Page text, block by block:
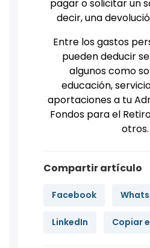
pagar o solicitar un
decir, una
Entre los gastos
pueden deducir
algunos como
educación,
aportaciones a tu
Fondos para el
otros.
Compartir artículo
Facebook
LinkedIn Copiar